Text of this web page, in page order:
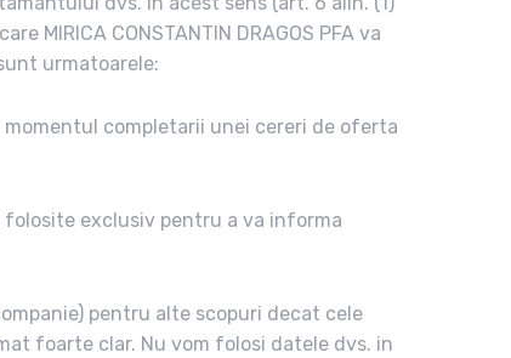
CONSTANTIN DRAGOS PFA va
urmatoarele:
completarii unei cereri de oferta
exclusiv pentru a va informa
pentru alte scopuri decat cele
foarte clar. Nu vom folosi datele dvs. in